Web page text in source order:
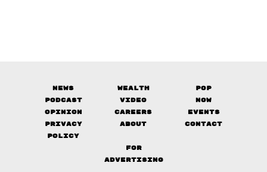
News Wealth
Pop
Podcast
Video
Now
Opinion
Careers
Events
Privacy
Policy
About Contact
FOR
ADVERTISING